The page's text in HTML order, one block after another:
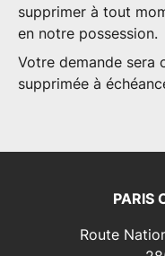
supprimer à tout
en notre possession.
Votre demande sera
supprimée à
PARIS
Route